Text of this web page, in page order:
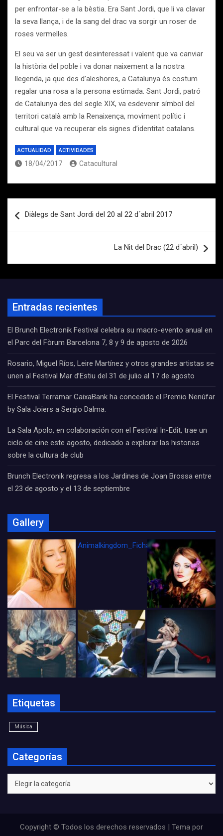
per enfrontar-se a la bèstia. Era Sant Jordi, que li va clavar
la seva llança, i de la sang del drac va sorgir un roser de
roses vermelles.
El seu va ser un gest desinteressat i valent que va canviar
la història del poble i va donar naixement a la nostra
llegenda, ja que des d’aleshores, a Catalunya és costum
regalar una rosa a la persona estimada. Sant Jordi, patró
de Catalunya des del segle XIX, va esdevenir símbol del
territori català amb la Renaixença, moviment polític i
cultural que va recuperar els signes d’identitat catalans.
ACTUALIDAD ACTIVIDADES
18/04/2017 Catacultural
de
Diàlegs de Sant Jordi del 20 al 22 d´abril 2017
La Nit del Drac (22 d´abril)
Entradas recientes
El Brunch Electronik Festival celebra su macro-evento anual en
el Parc del Fòrum Barcelona 7, 8 y 9 de agosto de 2026
Rosario, Miguel Ríos, Leire Martínez y otros grandes artistas se
unen al Festival Mar d’Estiu del 31 de julio al 17 de agosto
El Festival Terramar CaixaBank ha concedido el Premio Nenúfar
by Sala Joiers a Sergio Dalma.
La Sala Apolo, en colaboración con el Festival In-Edit, trae un
ciclo de cine este agosto, dedicado a explorar las historias
sobre la cultura de club
Brunch Electronik regresa a los Jardines de Joan Brossa entre
el 23 de agosto y el 13 de septiembre
Gallery
Animalkingdom_FichaCine
Etiquetas
Música
Categorías
Categorías
Copyright © Todos los derechos reservados | Tema por